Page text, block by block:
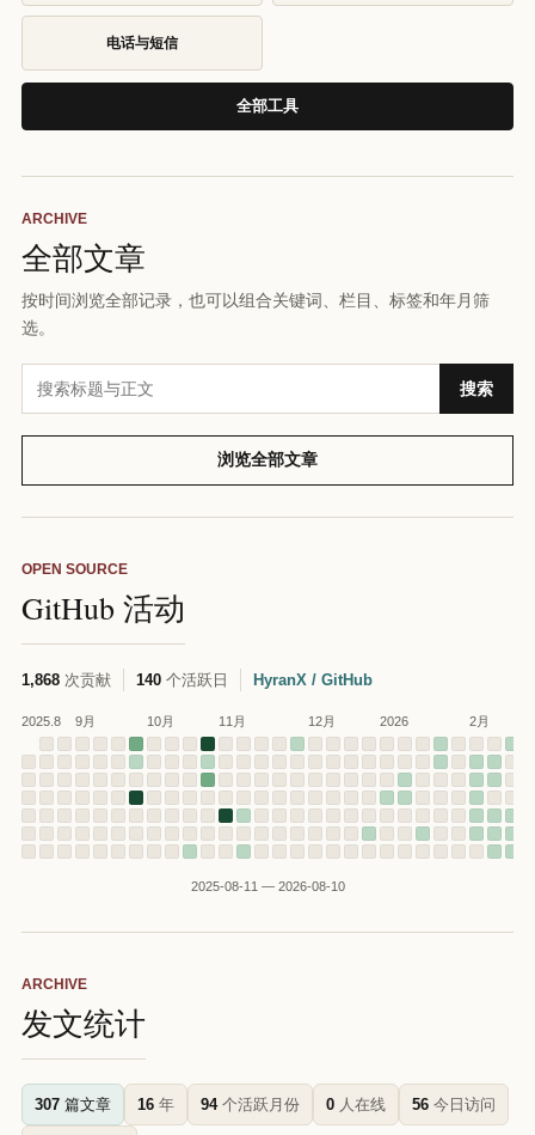
电话与短信
全部工具
ARCHIVE
全部文章
按时间浏览全部记录，也可以组合关键词、栏目、标签和年月筛
选。
搜
全
搜索
浏览全部文章
OPEN SOURCE
GitHub 活动
1,868 次贡献 140 个活跃日 HyranX / GitHub
2025.8 9月 10月 11月 12月 2026 2月
2025-08-11 — 2026-08-10
ARCHIVE
发文统计
307 篇文章 16 年 94个活跃月份 0 人在线 56 今日访问